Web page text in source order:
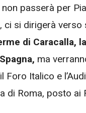
passerà per
ci si dirigerà
di Caracalla,
ma
Foro Italico e
di Roma, posto ai